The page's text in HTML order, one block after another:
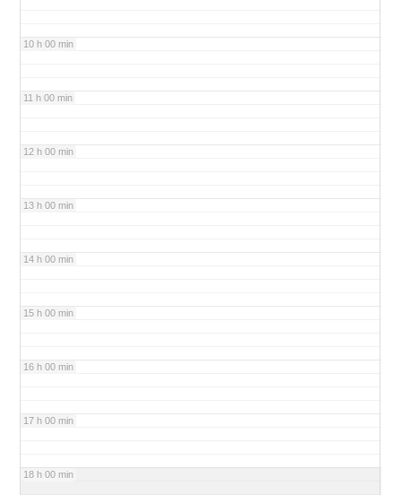
10 h 00 min
11 h 00 min
12 h 00 min
13 h 00 min
14 h 00 min
15 h 00 min
16 h 00 min
17 h 00 min
18 h 00 min